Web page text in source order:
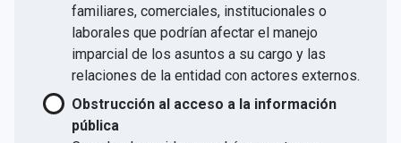
familiares, comerciales, institucionales o
laborales que podrían afectar el manejo
imparcial de los asuntos a su cargo y las
relaciones de la entidad con actores externos.
Obstrucción al acceso a la información
pública